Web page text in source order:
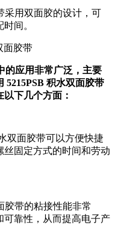
采用双面胶的设计，可
间。
的应用非常广泛，主要
5215PSB 积水双面胶带
下几个方面：
双面胶带可以方便快捷
固定方式的时间和劳动
胶带的粘接性能非常
可靠性，从而提高电子产